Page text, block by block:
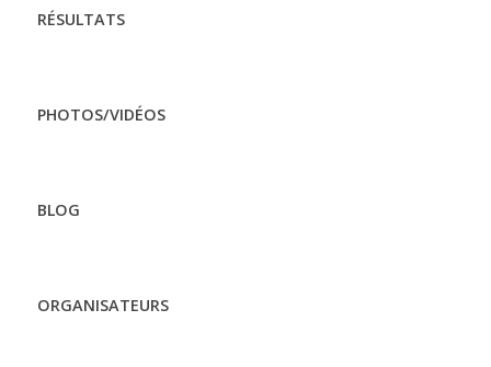
RÉSULTATS
PHOTOS/VIDÉOS
BLOG
ORGANISATEURS